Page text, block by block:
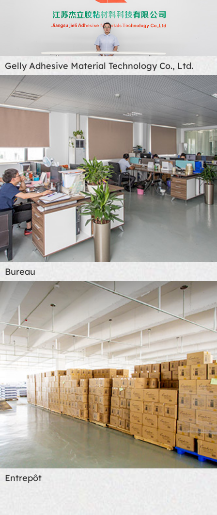
Gelly Adhesive Material Technology Co., Ltd.
Bureau
Entrepôt